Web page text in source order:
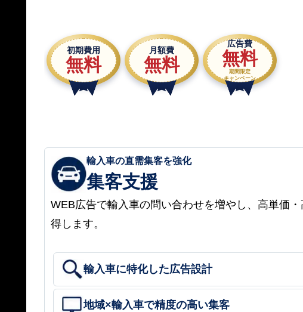
初期費用
無料
月額費
無料
広告費
無料
期間限定
キャンペーン
輸入車の直需集客を強化
集客支援
WEB広告で輸入車の問い合わせを増やし、高単価
得します。
輸入車に特化した広告設計
地域×輸入車で精度の高い集客